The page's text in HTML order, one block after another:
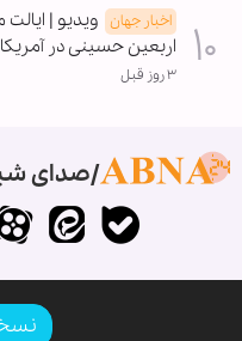
اخبار جهان ویدیو |
اربعین حسینی در
۳ روز قبل
صدای